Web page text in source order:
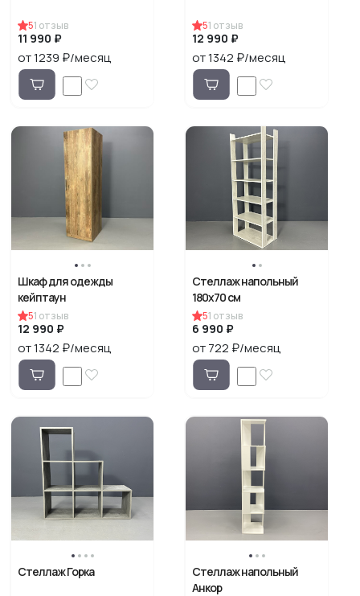
51 отзыв
11 990 ₽
от 1239 ₽/месяц
51 отзыв
12 990 ₽
от 1342 ₽/месяц
Шкаф для одежды
кейптаун
51 отзыв
12 990 ₽
от 1342 ₽/месяц
Стеллаж напольный
180х70 см
51 отзыв
6 990 ₽
от 722 ₽/месяц
Стеллаж Горка
Стеллаж напольный
Анкор